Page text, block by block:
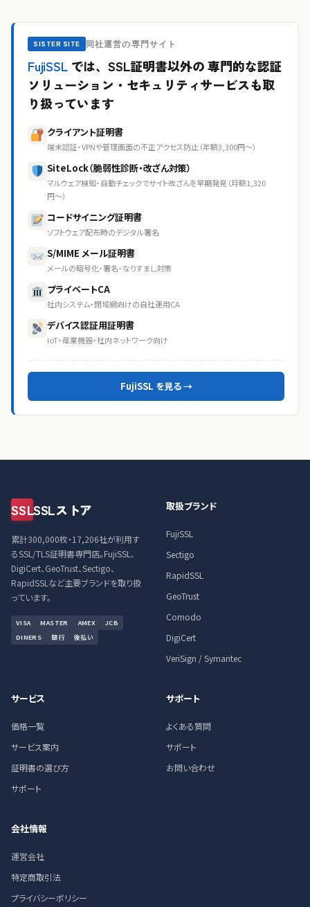
SISTER SITE 同社運営の専門サイト
FujiSSLでは、SSL証明書以外の専門的な認証
ソリューション・セキュリティサービスも取
り扱っています
クライアント証明書
端末認証・VPNや管理画面の不正アクセス防止（年額3,300円〜）
SiteLock（脆弱性診断・改ざん対策）
マルウェア検知・自動チェックでサイト改ざんを早期発見（月額1,320
円〜）
コードサイニング証明書
ソフトウェア配布時のデジタル署名
S/MIME メール証明書
メールの暗号化・署名・なりすまし対策
プライベートCA
社内システム・閉域網向けの自社運用CA
デバイス認証用証明書
IoT・産業機器・社内ネットワーク向け
FujiSSL を見る →
SSLSSLストア
累計300,000枚・17,206社が利用す
るSSL/TLS証明書専門店。FujiSSL、
DigiCert、GeoTrust、Sectigo、
RapidSSLなど主要ブランドを取り扱
っています。
VISA MASTER AMEX
JCB
DINERS
銀行 後払い
取扱ブランド
FujiSSL
Sectigo
RapidSSL
GeoTrust
Comodo
DigiCert
VeriSign / Symantec
サービス
価格一覧
サービス案内
証明書の選び方
サポート
サポート
よくある質問
サポート
お問い合わせ
会社情報
運営会社
特定商取引法
プライバシーポリシー